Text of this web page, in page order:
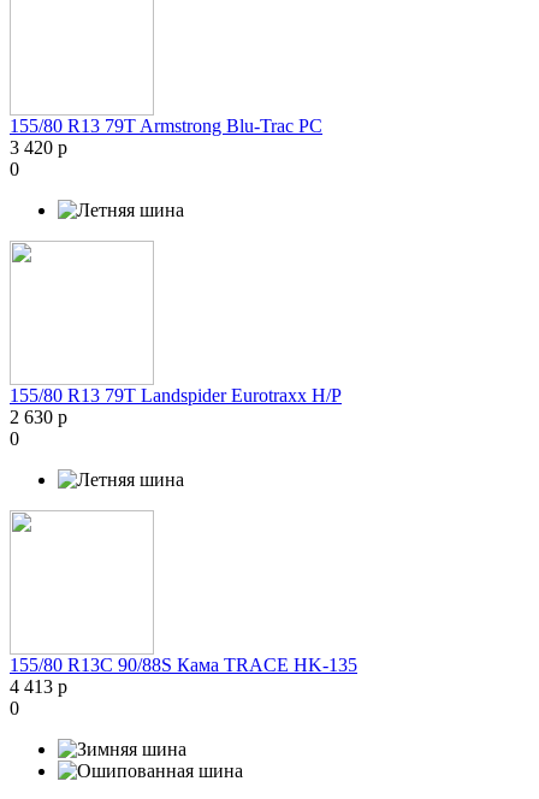
155/80 R13 79T Armstrong Blu-Trac PC
3 420 р
0
155/80 R13 79T Landspider Eurotraxx H/P
2 630 р
0
155/80 R13C 90/88S Кама TRACE HK-135
4 413 р
0